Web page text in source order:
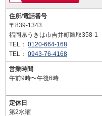
住所/電話番号
〒839-1343
福岡県うきは市吉井町鷹取358-1
TEL： 0120-664-168
TEL： 0943-76-4168
営業時間
午前9時〜午後6時
定休日
第2水曜